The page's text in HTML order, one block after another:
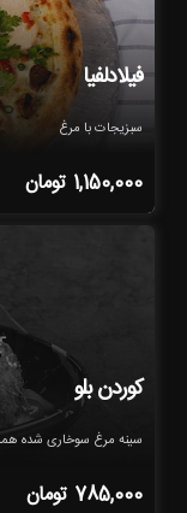
فیلادلفیا
سبزیجات با مرغ
1,150,000 تومان
کوردن بلو
سینه مرغ سوخاری شده
785,000 تومان